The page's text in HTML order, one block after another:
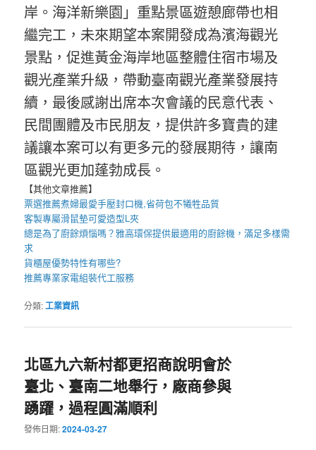
岸。海洋新樂園」重點景區遊憩廊帶也相
繼完工，未來期望本案開發成為濱海觀光
景點，促進黃金海岸地區整體住宿市場及
觀光產業升級，帶動臺南觀光產業發展持
續，最後感謝出席本次會議的民意代表、
民間團體及市民朋友，提供許多寶貴的建
議讓本案可以有更多元的發展期待，讓南
區觀光更加蓬勃成長。
【其他文章推薦】
票選推薦煮婦最愛手壓封口機,省荷包不犧牲品質
客製專屬滑鼠墊可愛造型L夾
總是為了廚餘煩惱嗎？雅高環保提供最適用的廚餘機 ，滿足多樣需
求
貨櫃屋優勢特性有哪些?
推薦專業家電組裝代工服務
分類:工業資訊
北區九六新村都更招商說明會於
臺北、臺南二地舉行，廠商參與
踴躍，過程圓滿順利
發佈日期:2024-03-27